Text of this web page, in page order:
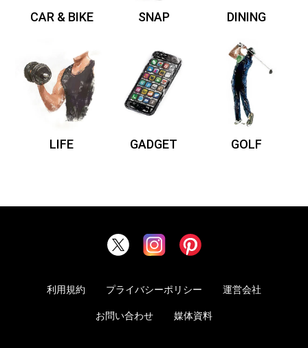
CAR & BIKE SNAP DINING
LIFE GADGET GOLF
利用規約 プライバシーポリシー 運営会社
お問い合わせ 媒体資料